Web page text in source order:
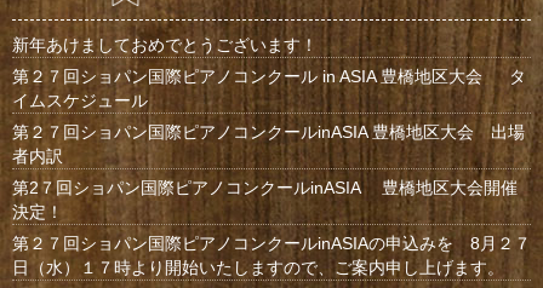
新年あけましておめでとうございます！
第２７回ショパン国際ピアノコンクール in ASIA 豊橋地区大会 タ
イムスケジュール
第２７回ショパン国際ピアノコンクールinASIA 豊橋地区大会 出場
者内訳
第2７回ショパン国際ピアノコンクールinASIA 豊橋地区大会開催
決定！
第２７回ショパン国際ピアノコンクールinASIAの申込みを 8月２７
日（水）１７時より開始いたしますので、ご案内申し上げます。